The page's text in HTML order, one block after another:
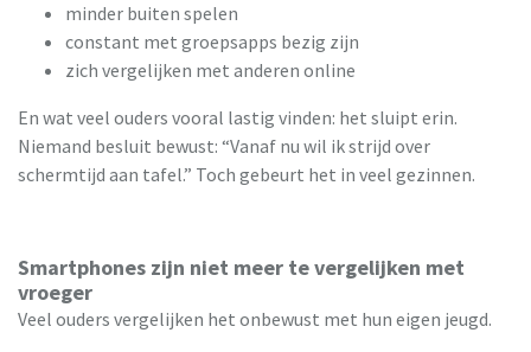
minder buiten spelen
constant met groepsapps bezig zijn
zich vergelijken met anderen online
En wat veel ouders vooral lastig vinden: het sluipt erin.
Niemand besluit bewust: “Vanaf nu wil ik strijd over
schermtijd aan tafel.” Toch gebeurt het in veel gezinnen.
Smartphones zijn niet meer te vergelijken met
vroeger
Veel ouders vergelijken het onbewust met hun eigen jeugd.